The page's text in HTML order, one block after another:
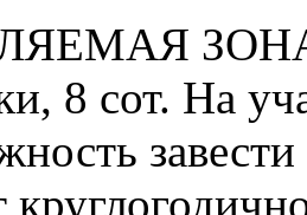
8 сот. На